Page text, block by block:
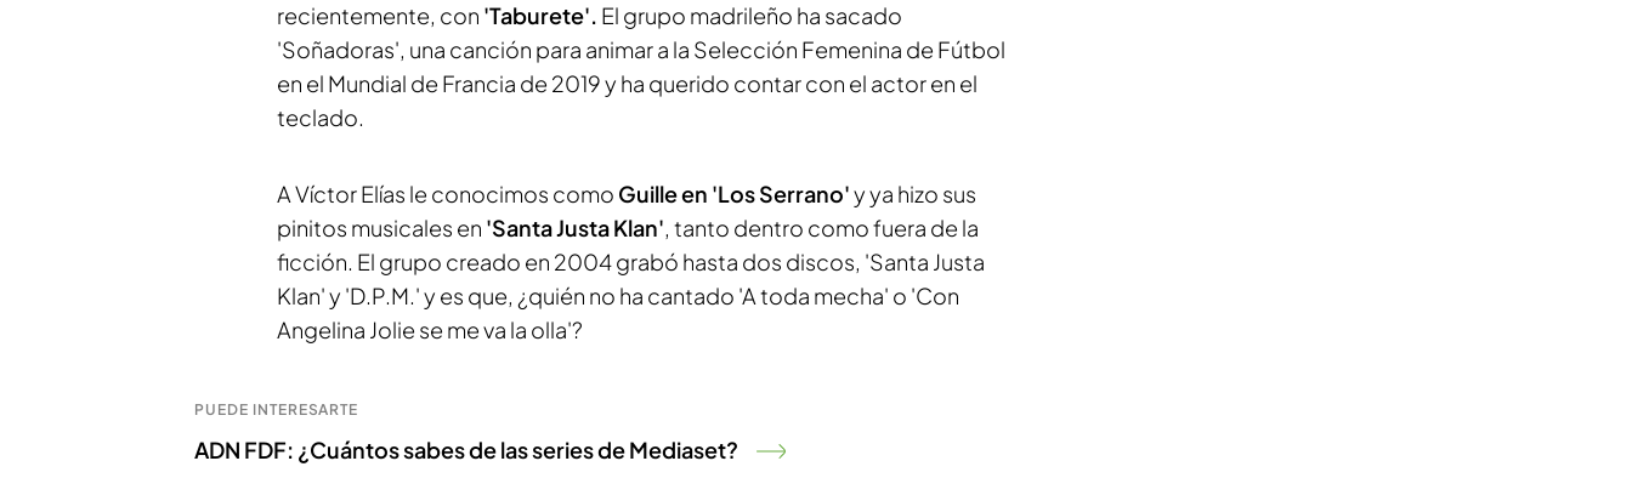
recientemente, con 'Taburete'. El grupo madrileño ha sacado
'Soñadoras', una canción para animar a la Selección Femenina de Fútbol
en el Mundial de Francia de 2019 y ha querido contar con el actor en el
teclado.
A Víctor Elías le conocimos como Guille en 'Los Serrano'y ya hizo sus
pinitos musicales en 'Santa Justa Klan', tanto dentro como fuera de la
ficción. El grupo creado en 2004 grabó hasta dos discos, 'Santa Justa
Klan' y 'D.P.M.' y es que, ¿quién no ha cantado 'A toda mecha' o 'Con
Angelina Jolie se me va la olla'?
PUEDE INTERESARTE
ADN FDF: ¿Cuántos sabes de las series de Mediaset?